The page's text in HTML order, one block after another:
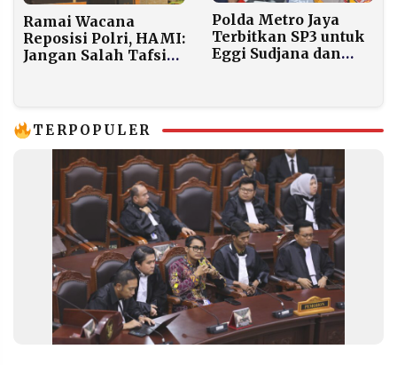
Ramai Wacana
Reposisi Polri, HAMI:
Jangan Salah Tafsir
Polda Metro Jaya
Terbitkan SP3 untuk
Eggi Sudjana dan
TERPOPULER